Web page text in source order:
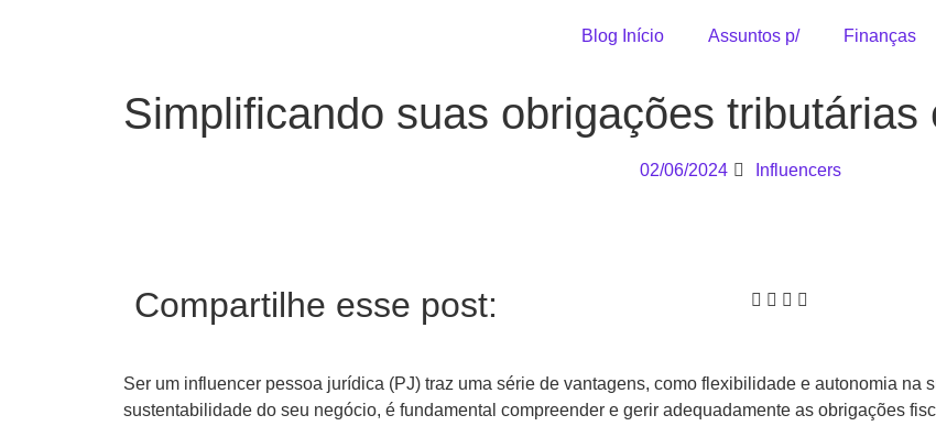
Blog Início Assuntos p/ Finanças
Simplificando suas obrigações tributárias
02/06/2024 Influencers
Compartilhe esse post:
Ser um influencer pessoa jurídica (PJ) traz uma série de vantagens, como flexibilidade e autonomia na
sustentabilidade do seu negócio, é fundamental compreender e gerir adequadamente as obrigações